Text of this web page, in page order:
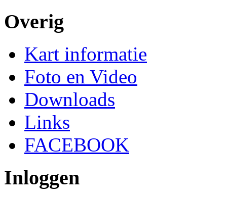
Overig
Kart informatie
Foto en Video
Downloads
Links
FACEBOOK
Inloggen